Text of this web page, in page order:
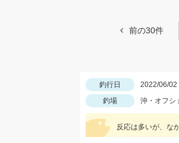
前の30件
釣行日 2022/06/02
釣場
沖・オフシ
反応は多いが、な